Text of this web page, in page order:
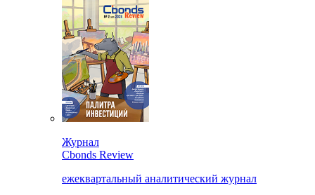
Журнал
Cbonds Review
ежеквартальный аналитический журнал